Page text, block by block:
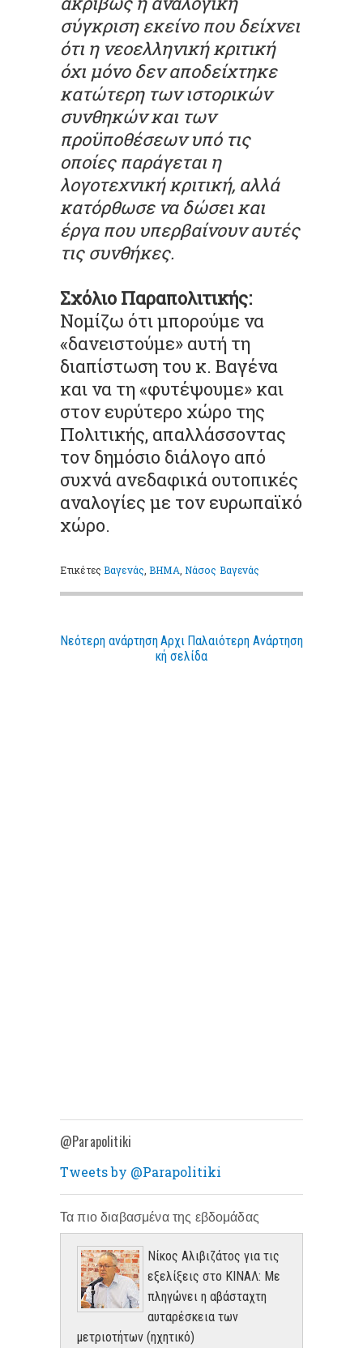
σύγκριση εκείνο που δείχνει
ότι η νεοελληνική κριτική
όχι μόνο δεν αποδείχτηκε
κατώτερη των ιστορικών
συνθηκών και των
προϋποθέσεων υπό τις
οποίες παράγεται η
λογοτεχνική κριτική, αλλά
κατόρθωσε να δώσει και
έργα που υπερβαίνουν αυτές
τις συνθήκες.
Σχόλιο Παραπολιτικής:
Νομίζω ότι μπορούμε να
«δανειστούμε» αυτή τη
διαπίστωση του κ. Βαγένα
και να τη «φυτέψουμε» και
στον ευρύτερο χώρο της
Πολιτικής, απαλλάσσοντας
τον δημόσιο διάλογο από
συχνά ανεδαφικά ουτοπικές
αναλογίες με τον ευρωπαϊκό
χώρο.
ΕτικέτεςΒαγενάς ,ΒΗΜΑ Νάσος Βαγενάς
Νεότερη ανάρτηση Παλαιότερη Ανάρτηση
Αρχι
κή σελίδα
@Parapolitiki
Tweets by @Parapolitiki
Τα πιο διαβασμένα της εβδομάδας
Νίκος Αλιβιζάτος για τις
εξελίξεις στο ΚΙΝΑΛ: Με
πληγώνει η αβάσταχτη
αυταρέσκεια των
μετριοτήτων (ηχητικό)